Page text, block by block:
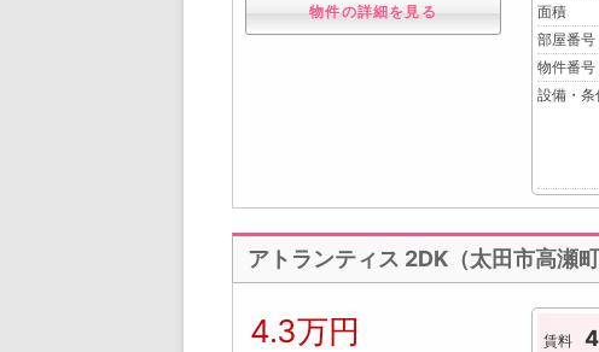
物件の詳細を見る
面積
部屋番号
物件番号
設備・条
アトランティス 2DK（太田市高瀬町
4.3万円 賃料